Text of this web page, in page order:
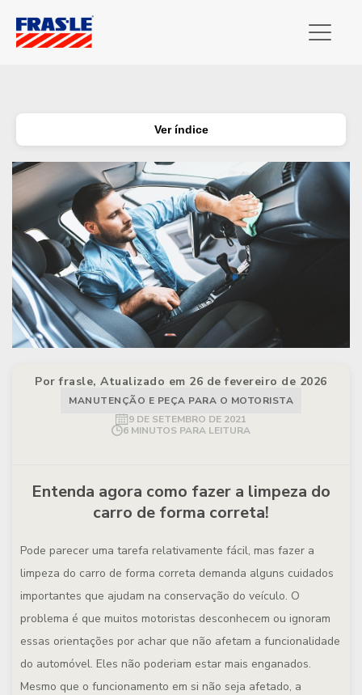
Ver índice
Por frasle, Atualizado em 26 de fevereiro de 2026
MANUTENÇÃO E PEÇA PARA O MOTORISTA
9 DE SETEMBRO DE 2021
6 MINUTOS PARA LEITURA
Entenda agora como fazer a limpeza do
carro de forma correta!
Pode parecer uma tarefa relativamente fácil, mas fazer a
limpeza do carro de forma correta demanda alguns cuidados
importantes que ajudam na conservação do veículo. O
problema é que muitos motoristas desconhecem ou ignoram
essas orientações por achar que não afetam a funcionalidade
do automóvel. Eles não poderiam estar mais enganados.
Mesmo que o funcionamento em si não seja afetado, a